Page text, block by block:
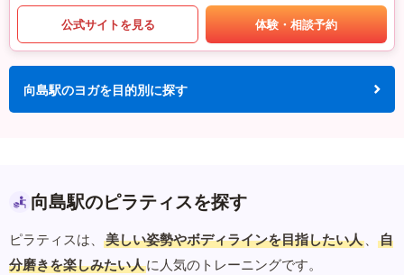
公式サイトを見る 体験・相談予約
向島駅のヨガを目的別に探す
向島駅のピラティスを探す
ピラティスは、 美しい姿勢やボディラインを目指したい人 、
自
分磨きを楽しみたい人に人気のトレーニングです。